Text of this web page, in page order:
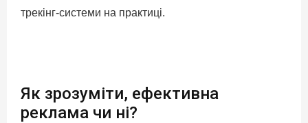
трекінг-системи на практиці.
Як зрозуміти, ефективна
реклама чи ні?